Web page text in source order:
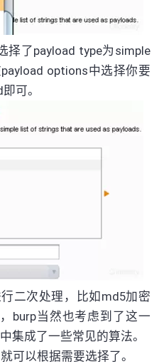
择了payload type为simple
options中选择你要
可。
二次处理，比如md5加密
burp当然也考虑到了这一
集成了一些常见的算法。
可以根据需要选择了。